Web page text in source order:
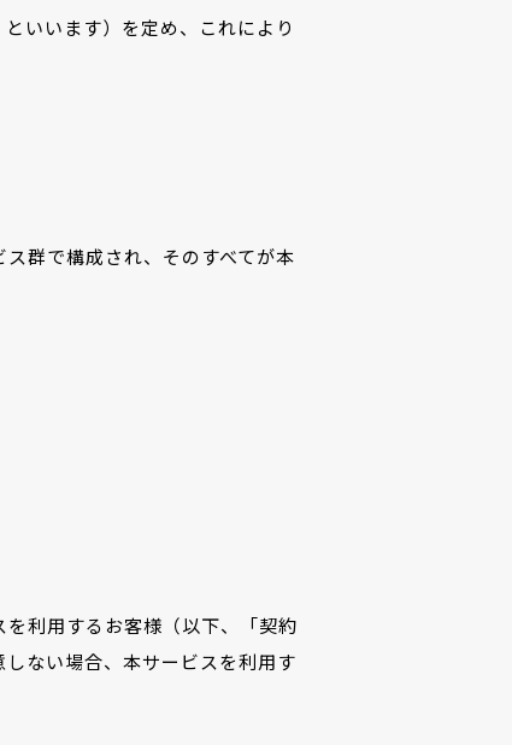
いいます）を定め、これにより
群で構成され、そのすべてが本
利用するお客様（以下、「契約
ない場合、本サービスを利用す